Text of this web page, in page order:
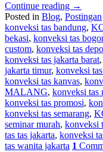
Continue reading →
Posted in Blog, Postingan
konveksi tas bandung,
bekasi, konveksi tas bogor
custom, konveksi tas
konveksi tas jakarta barat,
jakarta timur, konveksi
konveksi tas kanvas,
MALANG, konveksi tas
konveksi tas promosi,
konveksi tas semarang,
seminar murah, konveksi
tas tas jakarta, konveksi
tas wanita jakarta 1